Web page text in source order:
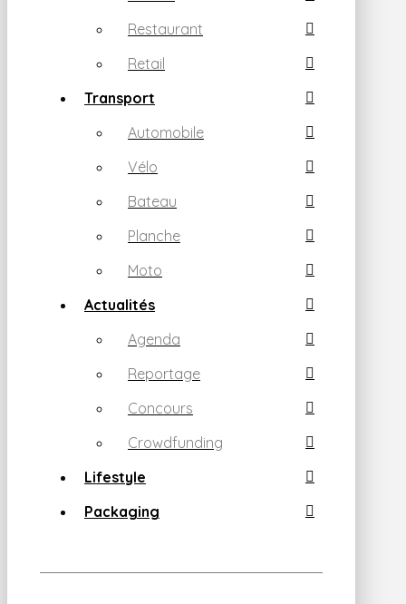
Restaurant
Retail
Transport
Automobile
Vélo
Bateau
Planche
Moto
Actualités
Agenda
Reportage
Concours
Crowdfunding
Lifestyle
Packaging